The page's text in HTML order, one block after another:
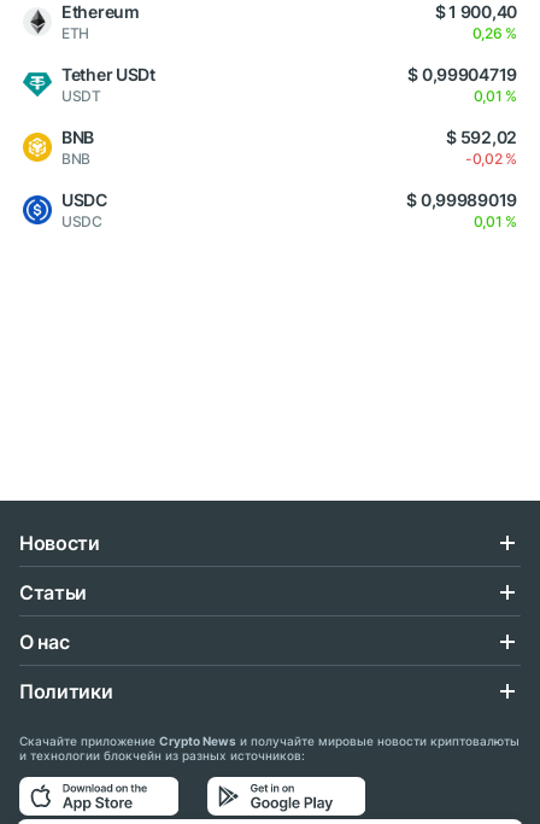
Ethereum
ETH
$ 1 900,40
0,26 %
Tether USDt
USDT
$ 0,99904719
0,01 %
BNB
BNB
$ 592,02
-0,02 %
USDC
USDC
$ 0,99989019
0,01 %
Новости
Статьи
О нас
Политики
Скачайте приложение Crypto News и получайте мировые новости криптовалюты
и технологии блокчейн из разных источников: